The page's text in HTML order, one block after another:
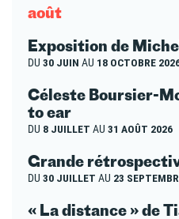
août
Exposition de
DU 30 JUIN AU 18 OCTOBRE
Céleste Boursier-
to ear
DU 8 JUILLET AU 31 AOÛT 2026
Grande
DU 30 JUILLET AU 23
« La distance » de